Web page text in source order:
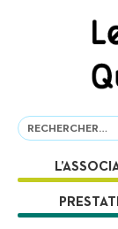
Recherche
Recherche